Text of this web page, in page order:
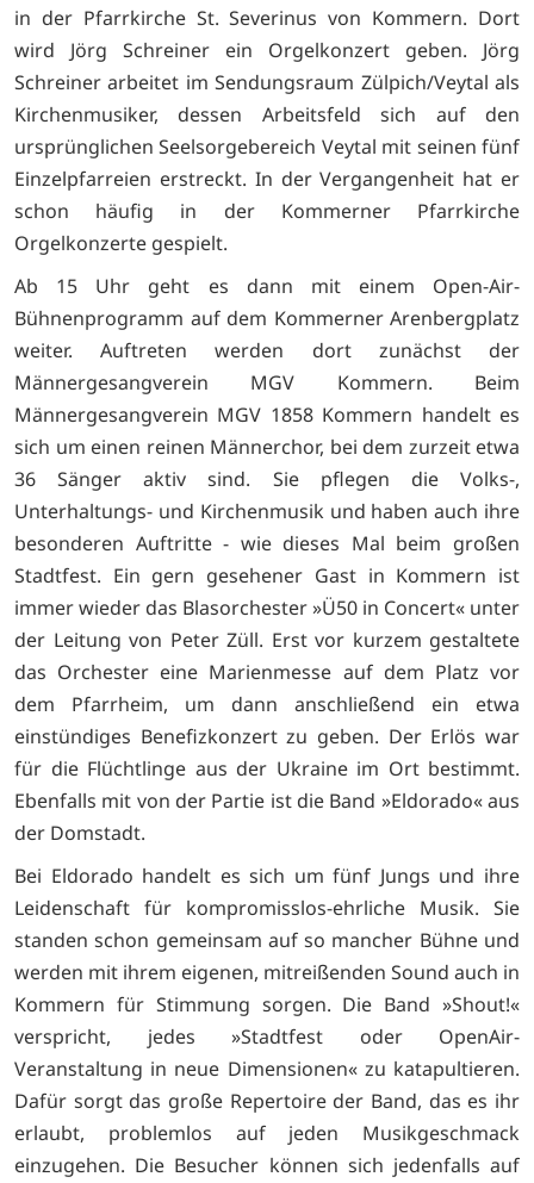
in der Pfarrkirche St. Severinus von Kommern. Dort
wird Jörg Schreiner ein Orgelkonzert geben. Jörg
Schreiner arbeitet im Sendungsraum Zülpich/Veytal als
Kirchenmusiker, dessen Arbeitsfeld sich auf den
ursprünglichen Seelsorgebereich Veytal mit seinen fünf
Einzelpfarreien erstreckt. In der Vergangenheit hat er
schon häufig in der Kommerner Pfarrkirche
Orgelkonzerte gespielt.
Ab 15 Uhr geht es dann mit einem Open-Air-
Bühnenprogramm auf dem Kommerner Arenbergplatz
weiter. Auftreten werden dort zunächst der
Männergesangverein MGV Kommern. Beim
Männergesangverein MGV 1858 Kommern handelt es
sich um einen reinen Männerchor, bei dem zurzeit etwa
36 Sänger aktiv sind. Sie pflegen die Volks-,
Unterhaltungs- und Kirchenmusik und haben auch ihre
besonderen Auftritte - wie dieses Mal beim großen
Stadtfest. Ein gern gesehener Gast in Kommern ist
immer wieder das Blasorchester »Ü50 in Concert« unter
der Leitung von Peter Züll. Erst vor kurzem gestaltete
das Orchester eine Marienmesse auf dem Platz vor
dem Pfarrheim, um dann anschließend ein etwa
einstündiges Benefizkonzert zu geben. Der Erlös war
für die Flüchtlinge aus der Ukraine im Ort bestimmt.
Ebenfalls mit von der Partie ist die Band »Eldorado« aus
der Domstadt.
Bei Eldorado handelt es sich um fünf Jungs und ihre
Leidenschaft für kompromisslos-ehrliche Musik. Sie
standen schon gemeinsam auf so mancher Bühne und
werden mit ihrem eigenen, mitreißenden Sound auch in
Kommern für Stimmung sorgen. Die Band »Shout!«
verspricht, jedes »Stadtfest oder OpenAir-
Veranstaltung in neue Dimensionen« zu katapultieren.
Dafür sorgt das große Repertoire der Band, das es ihr
erlaubt, problemlos auf jeden Musikgeschmack
einzugehen. Die Besucher können sich jedenfalls auf